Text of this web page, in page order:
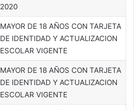
2020
MAYOR DE 18 AÑOS CON TARJETA
DE IDENTIDAD Y ACTUALIZACION
ESCOLAR VIGENTE
MAYOR DE 18 AÑOS CON TARJETA
DE IDENTIDAD Y ACTUALIZACION
ESCOLAR VIGENTE